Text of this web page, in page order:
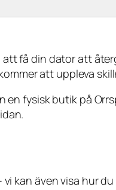
få din dator att
att uppleva
fysisk butik på
kan även visa hur